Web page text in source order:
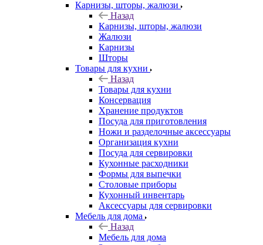
Карнизы, шторы, жалюзи
Назад
Карнизы, шторы, жалюзи
Жалюзи
Карнизы
Шторы
Товары для кухни
Назад
Товары для кухни
Консервация
Хранение продуктов
Посуда для приготовления
Ножи и разделочные аксессуары
Организация кухни
Посуда для сервировки
Кухонные расходники
Формы для выпечки
Столовые приборы
Кухонный инвентарь
Аксессуары для сервировки
Мебель для дома
Назад
Мебель для дома